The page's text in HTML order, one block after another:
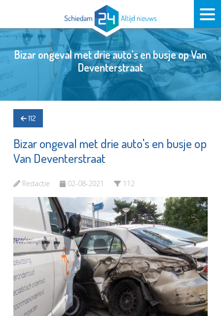
Bizar ongeval met drie auto's en busje op Van
Deventerstraat
112
Bizar ongeval met drie auto's en busje op
Van Deventerstraat
Redactie 02-08-2021 112